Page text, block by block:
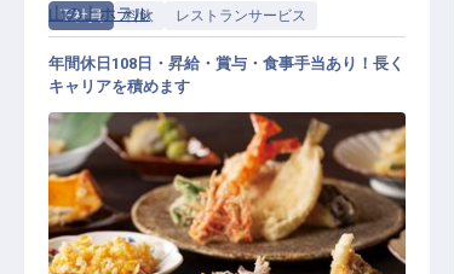
正社員 料飲 レストランサービス
山の上ホテル
年間休日108日・昇給・賞与・食事手当あり！長く
キャリアを積めます